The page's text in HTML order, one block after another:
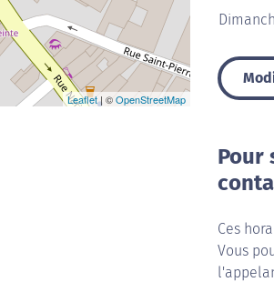
Leaflet| ©OpenStreetMap
Pour
Ces
Vous